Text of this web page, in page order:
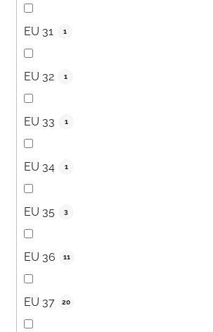
EU 31 1
EU 32 1
EU 33 1
EU 34 1
EU 35 3
EU 36 11
EU 37 20